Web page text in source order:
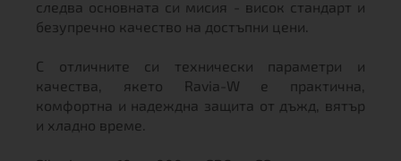
следва основната си мисия - висок стандарт и
безупречно качество на достъпни цени.
С отличните си технически параметри и
качества, якето Ravia-W е практична,
комфортна и надеждна защита от дъжд, вятър
и хладно време.